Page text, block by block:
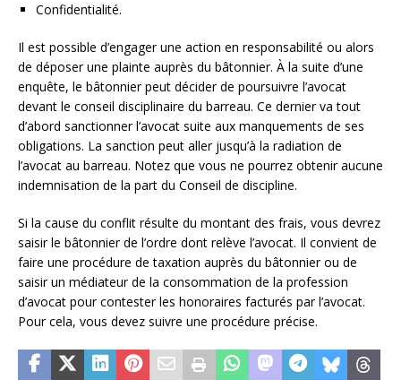
Confidentialité.
Il est possible d’engager une action en responsabilité ou alors
de déposer une plainte auprès du bâtonnier. À la suite d’une
enquête, le bâtonnier peut décider de poursuivre l’avocat
devant le conseil disciplinaire du barreau. Ce dernier va tout
d’abord sanctionner l’avocat suite aux manquements de ses
obligations. La sanction peut aller jusqu’à la radiation de
l’avocat au barreau. Notez que vous ne pourrez obtenir aucune
indemnisation de la part du Conseil de discipline.
Si la cause du conflit résulte du montant des frais, vous devrez
saisir le bâtonnier de l’ordre dont relève l’avocat. Il convient de
faire une procédure de taxation auprès du bâtonnier ou de
saisir un médiateur de la consommation de la profession
d’avocat pour contester les honoraires facturés par l’avocat.
Pour cela, vous devez suivre une procédure précise.